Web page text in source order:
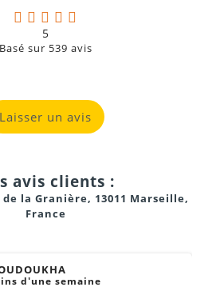
5
Basé sur 539 avis
Laisser un avis
avis clients :
de la Granière, 13011 Marseille,
France
d'une semaine